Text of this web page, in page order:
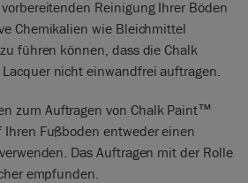
Reinigung Ihrer Böden
Chemikalien wie Bleichmittel
führen können, dass die Chalk
nicht einwandfrei auftragen.
zum Auftragen von Chalk Paint™
Ihren Fußboden entweder einen
Das Auftragen mit der Rolle
empfunden.